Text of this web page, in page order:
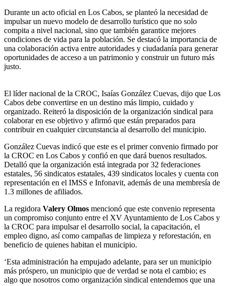
Durante un acto oficial en Los Cabos, se planteó la necesidad de
impulsar un nuevo modelo de desarrollo turístico que no solo
compita a nivel nacional, sino que también garantice mejores
condiciones de vida para la población. Se destacó la importancia de
una colaboración activa entre autoridades y ciudadanía para generar
oportunidades de acceso a un patrimonio y construir un futuro más
justo.
El líder nacional de la CROC, Isaías González Cuevas, dijo que Los
Cabos debe convertirse en un destino más limpio, cuidado y
organizado. Reiteró la disposición de la organización sindical para
colaborar en ese objetivo y afirmó que están preparados para
contribuir en cualquier circunstancia al desarrollo del municipio.
González Cuevas indicó que este es el primer convenio firmado por
la CROC en Los Cabos y confió en que dará buenos resultados.
Detalló que la organización está integrada por 32 federaciones
estatales, 56 sindicatos estatales, 439 sindicatos locales y cuenta con
representación en el IMSS e Infonavit, además de una membresía de
1.3 millones de afiliados.
La regidora Valery Olmos mencionó que este convenio representa
un compromiso conjunto entre el XV Ayuntamiento de Los Cabos y
la CROC para impulsar el desarrollo social, la capacitación, el
empleo digno, así como campañas de limpieza y reforestación, en
beneficio de quienes habitan el municipio.
‘Esta administración ha empujado adelante, para ser un municipio
más próspero, un municipio que de verdad se nota el cambio; es
algo que nosotros como organización sindical entendemos que una